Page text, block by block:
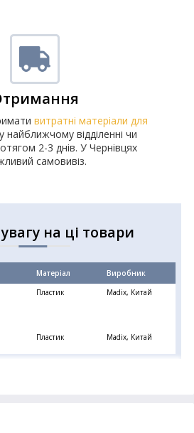
витратні матеріали для
найближчому відділенні чи
2-3 днів. У Чернівцях
самовивіз.
на ці товари
Матеріал
Виробник
Пластик Madix, Китай
Пластик Madix, Китай